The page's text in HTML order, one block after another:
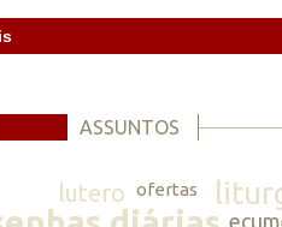
ASSUNTOS
lutero ofertas